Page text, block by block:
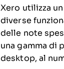
Xero utilizza
diverse
delle note
una gamma di
desktop, al